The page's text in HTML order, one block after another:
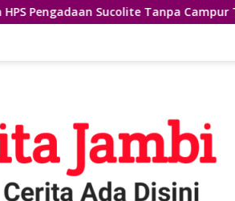
Tanpa Campur Tangan Penyedia